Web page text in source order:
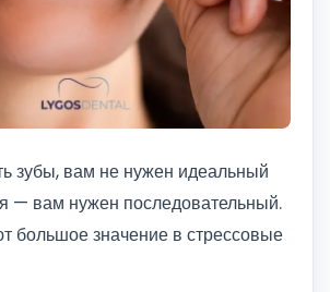
зубы, вам не нужен идеальный
— вам нужен последовательный.
большое значение в стрессовые